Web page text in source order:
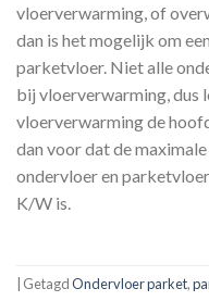
vloerverwarming, of
dan is het mogelijk om
parketvloer. Niet alle
bij vloerverwarming, dus
vloerverwarming de
dan voor dat de
ondervloer en
K/W is.
GetagdOndervloer parket,